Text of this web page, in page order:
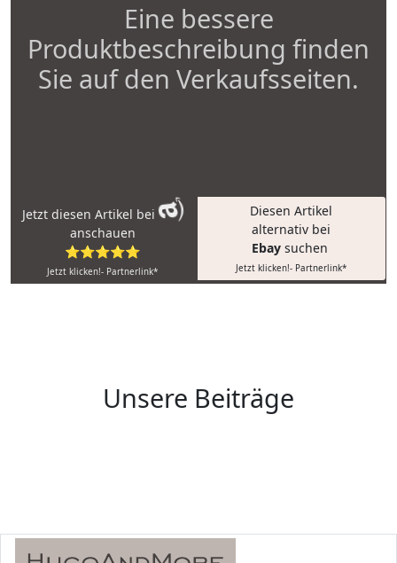
Eine bessere
Produktbeschreibung finden
Sie auf den Verkaufsseiten.
Jetzt diesen Artikel bei
anschauen
⭐⭐⭐⭐⭐
Jetzt klicken!- Partnerlink*
Diesen Artikel
alternativ bei
Ebay suchen
Jetzt klicken!- Partnerlink*
Unsere Beiträge